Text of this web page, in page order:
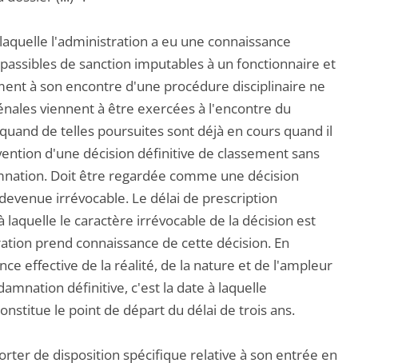
l'administration a eu une connaissance
de sanction imputables à un fonctionnaire et
à son encontre d'une procédure disciplinaire ne
viennent à être exercées à l'encontre du
de telles poursuites sont déjà en cours quand il
d'une décision définitive de classement sans
Doit être regardée comme une décision
irrévocable. Le délai de prescription
le caractère irrévocable de la décision est
prend connaissance de cette décision. En
effective de la réalité, de la nature et de l'ampleur
définitive, c'est la date à laquelle
le point de départ du délai de trois ans.
de disposition spécifique relative à son entrée en